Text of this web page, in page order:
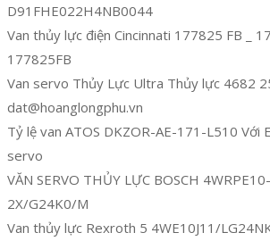
D91FHE022H4NB0044
Van thủy lực điện Cincinnati 177825 FB _
177825FB
Van servo Thủy Lực Ultra Thủy lực 4682
dat@hoanglongphu.vn
Tỷ lệ van ATOS DKZOR-AE-171-L510 Với
servo
VĂN SERVO THỦY LỰC BOSCH
2X/G24K0/M
Van thủy lực Rexroth 5 4WE10J11/